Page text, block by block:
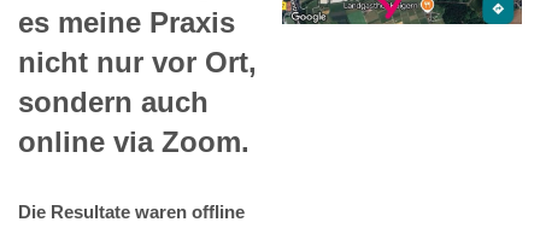
es meine Praxis
nicht nur vor Ort,
sondern auch
online via Zoom.
Die Resultate waren offline